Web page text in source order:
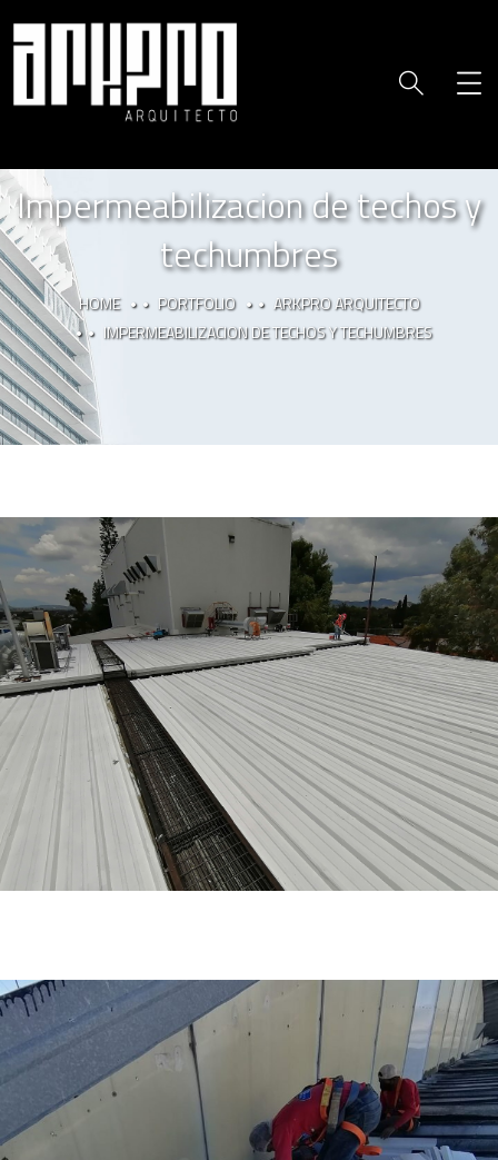
Impermeabilizacion de techos y
techumbres
HOME PORTFOLIO
ARKPRO ARQUITECTO
IMPERMEABILIZACION DE TECHOS Y TECHUMBRES